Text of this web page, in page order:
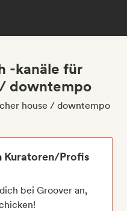
-kanäle für
downtempo
house / downtempo
Kuratoren/Profis
bei Groover an,